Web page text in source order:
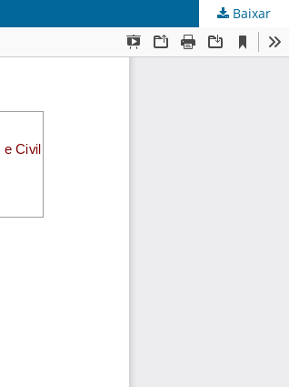
Baixar